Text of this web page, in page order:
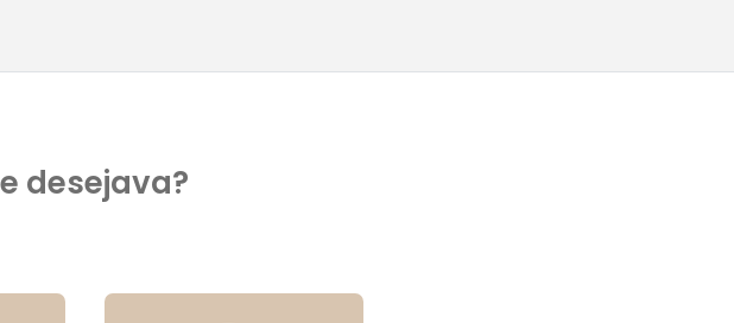
desejava?